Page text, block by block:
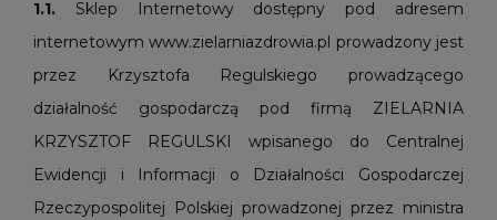
1.1. Sklep Internetowy dostępny pod adresem
internetowym www.zielarniazdrowia.pl prowadzony jest
przez Krzysztofa Regulskiego prowadzącego
działalność gospodarczą pod firmą ZIELARNIA
KRZYSZTOF REGULSKI wpisanego do Centralnej
Ewidencji i Informacji o Działalności Gospodarczej
Rzeczypospolitej Polskiej prowadzonej przez ministra